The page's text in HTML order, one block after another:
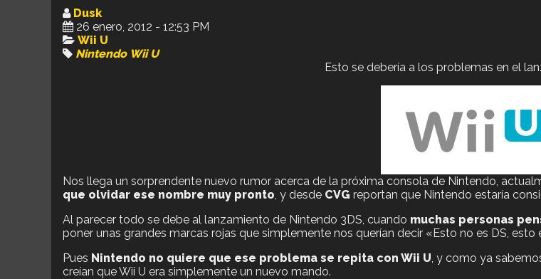
Dusk
26 enero, 2012 - 12:53 PM
Wii U
Nintendo Wii U
Esto se debería a los problemas en el
Nos llega un sorprendente nuevo rumor acerca de la próxima consola de Nintendo,
que olvidar ese nombre muy pronto , y desde CVG reportan que Nintendo estaría
Al parecer todo se debe al lanzamiento de Nintendo 3DS, cuando muchas personas
poner unas grandes marcas rojas que simplemente nos querían decir «Esto no es DS, esto
Pues Nintendo no quiere que ese problema se repita con Wii U , y como ya
creían que Wii U era simplemente un nuevo mando.